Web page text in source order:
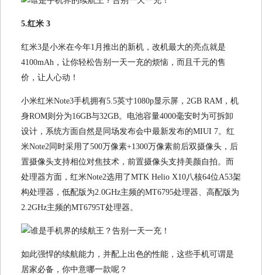
5.红米 3
红米3是小米在今年1月推出的新机，改机最大的亮点就是
4100mAh，让你轻松告别一天一充的烦恼，而且千元的售
价，让人心动！
小米红米Note3手机拥有5.5英寸1080p显示屏，2GB RAM，机
身ROM则分为16GB与32GB。电池容量4000毫安时为可拆卸
设计，系统方面自然是同场发布会中最新发布的MIUI 7。红
米Note2同时采用了500万像素+1300万像素前后双摄像头，后
置摄像头支持相位对焦技术，前置摄像头支持美颜自拍。而
处理器方面，红米Note2选用了MTK Helio X10八核64位A53架
构处理器，低配版为2.0GHz主频的MT6795处理器、高配版为
2.2GHz主频的MT6795T处理器。
如此强悍的续航能力，并配上出色的性能，这些手机可谓是
居家必备，你中意哪一款呢？